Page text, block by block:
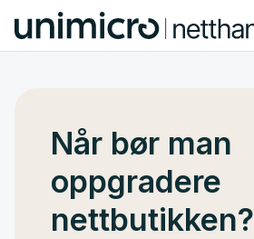
Når bør man
oppgradere
nettbutikken?